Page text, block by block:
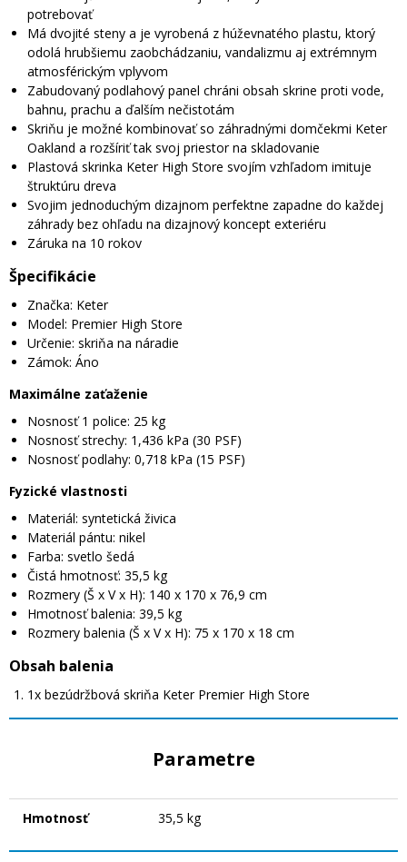
potrebovať
Má dvojité steny a je vyrobená z húževnatého plastu, ktorý
odolá hrubšiemu zaobchádzaniu, vandalizmu aj extrémnym
atmosférickým vplyvom
Zabudovaný podlahový panel chráni obsah skrine proti vode,
bahnu, prachu a ďalším nečistotám
Skriňu je možné kombinovať so záhradnými domčekmi Keter
Oakland a rozšíriť tak svoj priestor na skladovanie
Plastová skrinka Keter High Store svojím vzhľadom imituje
štruktúru dreva
Svojim jednoduchým dizajnom perfektne zapadne do každej
záhrady bez ohľadu na dizajnový koncept exteriéru
Záruka na 10 rokov
Špecifikácie
Značka: Keter
Model: Premier High Store
Určenie: skriňa na náradie
Zámok: Áno
Maximálne zaťaženie
Nosnosť 1 police: 25 kg
Nosnosť strechy: 1,436 kPa (30 PSF)
Nosnosť podlahy: 0,718 kPa (15 PSF)
Fyzické vlastnosti
Materiál: syntetická živica
Materiál pántu: nikel
Farba: svetlo šedá
Čistá hmotnosť: 35,5 kg
Rozmery (Š x V x H): 140 x 170 x 76,9 cm
Hmotnosť balenia: 39,5 kg
Rozmery balenia (Š x V x H): 75 x 170 x 18 cm
Obsah balenia
1x bezúdržbová skriňa Keter Premier High Store
Parametre
Hmotnosť 35,5 kg